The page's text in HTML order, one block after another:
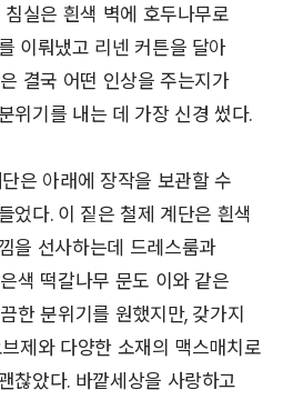
실은 흰색 벽에 호두나무로
이뤄냈고 리넨 커튼을 달아
결국 어떤 인상을 주는지가
위기를 내는 데 가장 신경 썼다.
은 아래에 장작을 보관할 수
었다. 이 짙은 철제 계단은 흰색
을 선사하는데 드레스룸과
색 떡갈나무 문도 이와 같은
한 분위기를 원했지만, 갖가지
제와 다양한 소재의 맥스매치로
찮았다. 바깥세상을 사랑하고